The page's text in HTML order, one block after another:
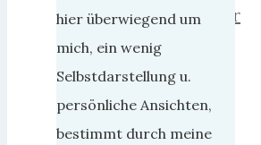
herrweber
15.
Januar
2008
17.
hier überwiegend um
mich, ein wenig
Selbstdarstellung u.
persönliche Ansichten,
bestimmt durch meine